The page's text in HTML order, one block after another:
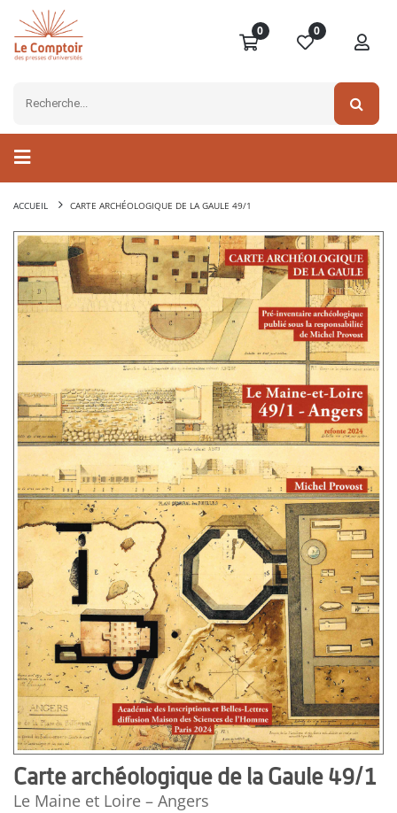
0 0
ACCUEIL CARTE ARCHÉOLOGIQUE DE LA GAULE 49/1
Carte archéologique de la Gaule 49/1
Le Maine et Loire – Angers